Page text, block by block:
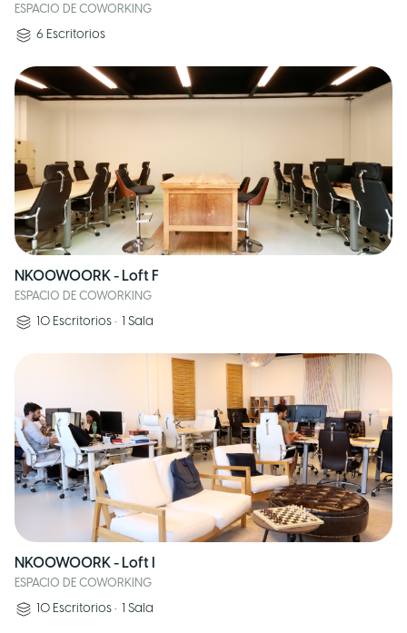
ESPACIO DE COWORKING
6 Escritorios
NKOOWOORK - Loft F
ESPACIO DE COWORKING
10 Escritorios • 1 Sala
NKOOWOORK - Loft I
ESPACIO DE COWORKING
10 Escritorios • 1 Sala